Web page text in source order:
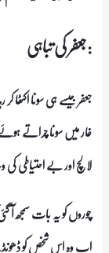
جعفر کی تباہی:
جعفر جیسے ہی سونا
غار میں سونا چراتے
لالچ اور بے احتیاطی کی
چوروں کو یہ بات سمجھ آ
اب وہ اس شخص کو